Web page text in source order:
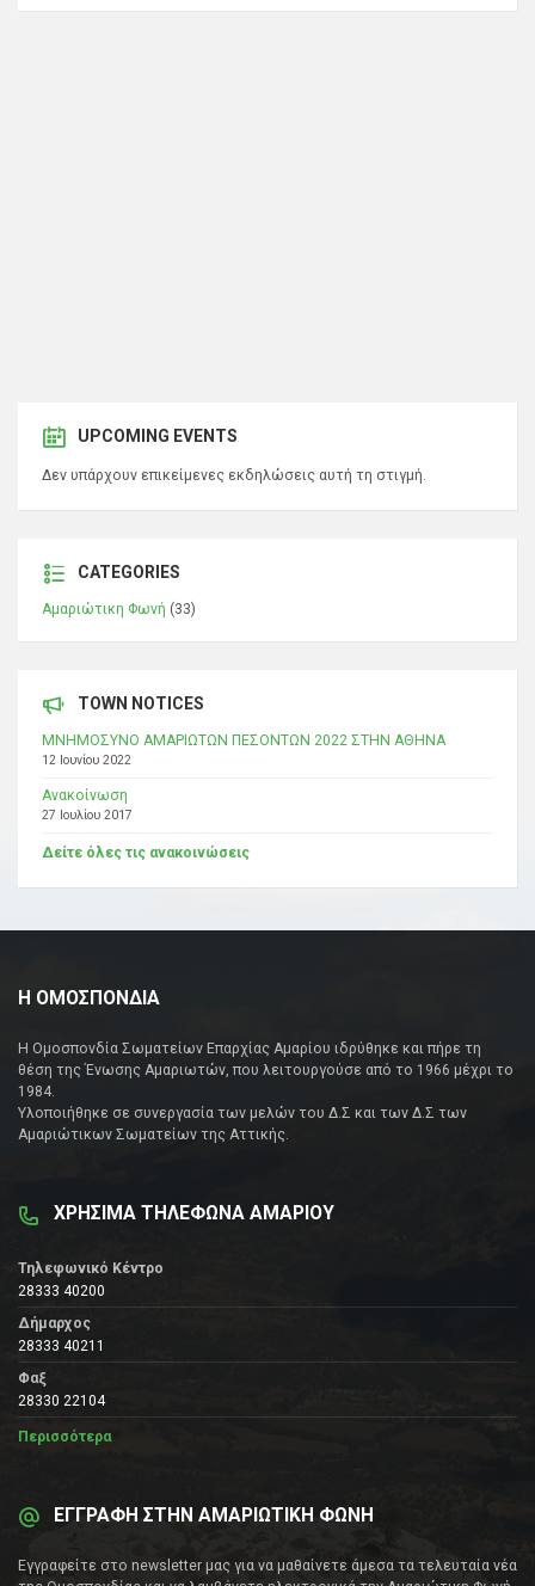
UPCOMING EVENTS
Δεν υπάρχουν επικείμενες εκδηλώσεις αυτή τη στιγμή.
CATEGORIES
Αμαριώτικη Φωνή (33)
TOWN NOTICES
ΜΝΗΜΟΣΥΝΟ ΑΜΑΡΙΩΤΩΝ ΠΕΣΟΝΤΩΝ 2022 ΣΤΗΝ ΑΘΗΝΑ
12 Ιουνίου 2022
Ανακοίνωση
27 Ιουλίου 2017
Δείτε όλες τις ανακοινώσεις
Η ΟΜΟΣΠΟΝΔΙΑ
Η Ομοσπονδία Σωματείων Επαρχίας Αμαρίου ιδρύθηκε και πήρε τη
θέση της Ένωσης Αμαριωτών, που λειτουργούσε από το 1966 μέχρι το
1984.
Υλοποιήθηκε σε συνεργασία των μελών του Δ.Σ και των Δ.Σ των
Αμαριώτικων Σωματείων της Αττικής.
ΧΡΗΣΙΜΑ ΤΗΛΕΦΩΝΑ ΑΜΑΡΙΟΥ
Τηλεφωνικό Κέντρο
28333 40200
Δήμαρχος
28333 40211
Φαξ
28330 22104
Περισσότερα
ΕΓΓΡΑΦΗ ΣΤΗΝ ΑΜΑΡΙΩΤΙΚΗ ΦΩΝΗ
Εγγραφείτε στο newsletter μας για να μαθαίνετε άμεσα τα τελευταία νέα